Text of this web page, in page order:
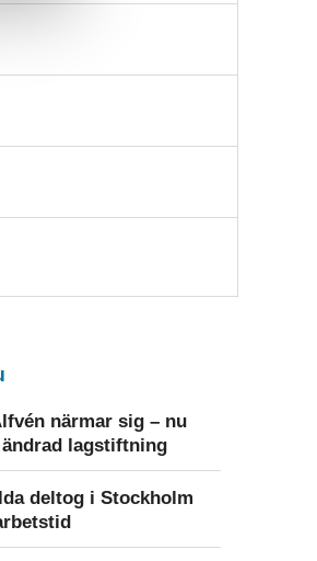
närmar sig – nu
lagstiftning
deltog i Stockholm